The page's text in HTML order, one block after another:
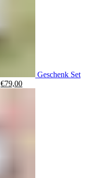
Geschenk Set
Ursprünglicher
€79,00Aktueller